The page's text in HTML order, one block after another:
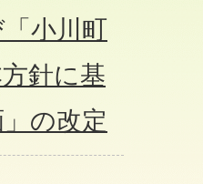
小川町
針に基
の改定